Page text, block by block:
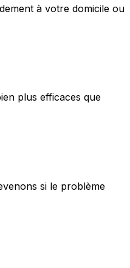
à votre domicile ou
plus efficaces que
si le problème